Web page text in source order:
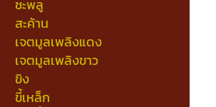
ชะพลู
สะค้าน
เจตมูลเพลิงแดง
เจตมูลเพลิงขาว
ขิง
ขี้เหล็ก